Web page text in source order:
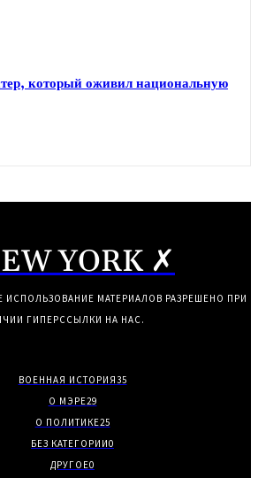
который оживил национальную
YORK ✗
ИСПОЛЬЗОВАНИЕ МАТЕРИАЛОВ РАЗРЕШЕНО ПРИ
ГИПЕРССЫЛКИ НА НАС.
ВОЕННАЯ ИСТОРИЯ35
О МЭРЕ29
О ПОЛИТИКЕ25
БЕЗ КАТЕГОРИИ0
ДРУГОЕ0